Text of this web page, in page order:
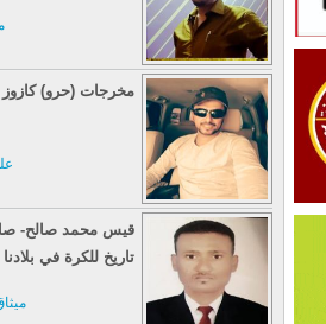
مخرجات (حرو) كازوز
قيس محمد صالح-
تاريخ للكرة في بلادنا